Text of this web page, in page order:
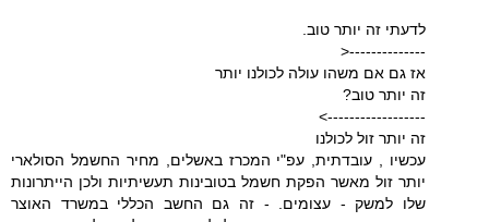
לדעתי זה יותר טוב.
--------------<
אז גם אם משהו עולה לכולנו יותר
זה יותר טוב?
------------------>
זה יותר זול לכולנו
עכשיו , עובדתית, עפ"י המכרז באשלים, מחיר החשמל הסולארי
יותר זול מאשר הפקת חשמל בטובינות תעשיתיות ולכן הייתרונות
שלו למשק - עצומים. - זה גם החשב הכללי במשרד האוצר